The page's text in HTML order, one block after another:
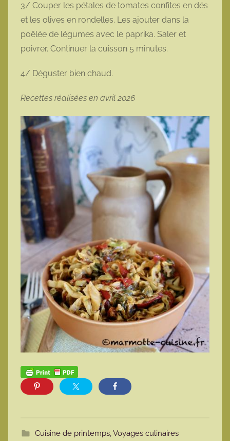
3/ Couper les pétales de tomates confites en dés
et les olives en rondelles. Les ajouter dans la
poêlée de légumes avec le paprika. Saler et
poivrer. Continuer la cuisson 5 minutes.
4/ Déguster bien chaud.
Recettes réalisées en avril 2026
Cuisine de printemps,Voyages culinaires